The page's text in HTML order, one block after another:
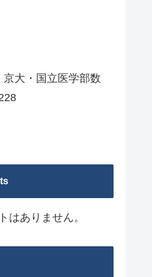
大・国立医学部数
はありません。